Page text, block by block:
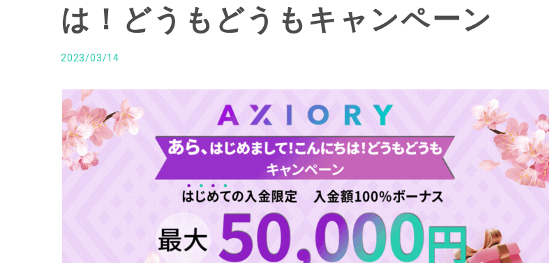
株式CFD
ソフトコモディティCFD
バトルCFD
入出金方法
取引計算シミュレーター
注文執行ポリシー
経済指標・予測カレンダー
デモ口座 AXIORYアプリ
は！どうもどうもキャンペーン
2023/03/14